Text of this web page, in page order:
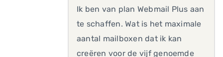
Ik ben van plan Webmail Plus aan
te schaffen. Wat is het maximale
aantal mailboxen dat ik kan
creëren voor de vijf genoemde